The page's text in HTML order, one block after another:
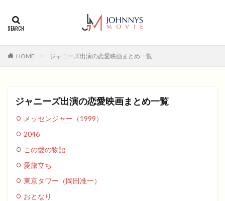
HOME ジャニーズ出演の恋愛映画まとめ一覧
ジャニーズ出演の恋愛映画まとめ一覧
メッセンジャー（1999）
2046
この愛の物語
愛旅立ち
東京タワー（岡田准一）
おとなり
2019年 SF アクション
アニメ映画
コメディ
コメディー映画
ヒューマンドラマ映画
動画無料視聴
無料視聴動画
青春